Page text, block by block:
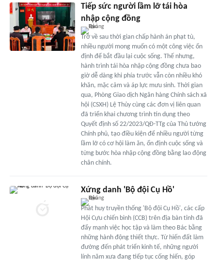
Tiếp sức người lầm lỡ tái hòa
nhập cộng đồng
Trở về sau thời gian chấp hành án phạt tù,
nhiều người mong muốn có một công việc ổn
định để bắt đầu lại cuộc sống. Thế nhưng,
hành trình tái hòa nhập cộng đồng chưa bao
giờ dễ dàng khi phía trước vẫn còn nhiều khó
khăn, mặc cảm và áp lực mưu sinh. Thời gian
qua, Phòng Giao dịch Ngân hàng Chính sách xã
hội (CSXH) Lệ Thủy cùng các đơn vị liên quan
đã triển khai chương trình tín dụng theo
Quyết định số 22/2023/QĐ-TTg của Thủ tướng
Chính phủ, tạo điều kiện để nhiều người từng
lầm lỡ có cơ hội làm ăn, ổn định cuộc sống và
từng bước hòa nhập cộng đồng bằng lao động
chân chính.
Xứng danh 'Bộ đội Cụ Hồ'
Phát huy truyền thống 'Bộ đội Cụ Hồ', các cấp
Hội Cựu chiến binh (CCB) trên địa bàn tỉnh đã
đẩy mạnh việc học tập và làm theo Bác bằng
những hành động thiết thực. Từ hiến đất làm
đường đến phát triển kinh tế, những người
lính năm xưa đang tiếp tục cống hiến, góp